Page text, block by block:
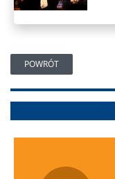
POWRÓT